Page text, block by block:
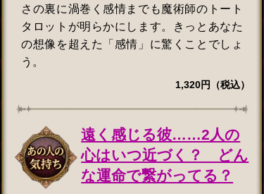
さの裏に渦巻く感情までも魔術師のトート
タロットが明らかにします。きっとあなた
の想像を超えた「感情」に驚くことでしょ
う。
1,320円（税込）
遠く感じる彼……2人の
心はいつ近づく？ どん
な運命で繋がってる？